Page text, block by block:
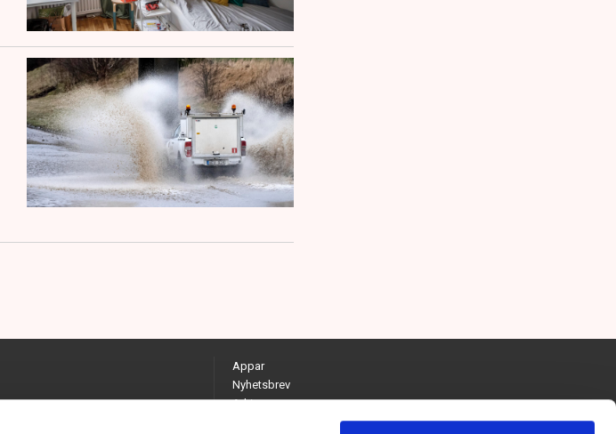
Appar
Nyhetsbrev
Arkiv
Kontakta redaktionen